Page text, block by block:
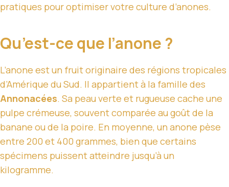
pratiques pour optimiser votre culture d’anones.
Qu’est-ce que l’anone ?
L’anone est un fruit originaire des régions tropicales
d’Amérique du Sud. Il appartient à la famille des
Annonacées. Sa peau verte et rugueuse cache une
pulpe crémeuse, souvent comparée au goût de la
banane ou de la poire. En moyenne, un anone pèse
entre 200 et 400 grammes, bien que certains
spécimens puissent atteindre jusqu’à un
kilogramme.